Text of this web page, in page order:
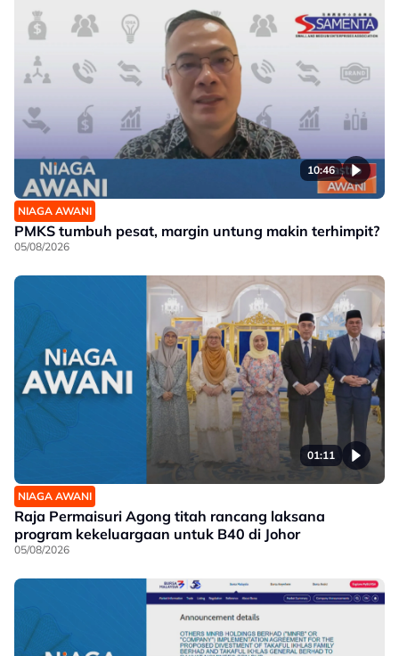
10:46
NIAGA AWANI
PMKS tumbuh pesat, margin untung makin terhimpit?
05/08/2026
01:11
NIAGA AWANI
Raja Permaisuri Agong titah rancang laksana
program kekeluargaan untuk B40 di Johor
05/08/2026